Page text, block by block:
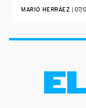
MARIO HERRÁEZ | 07/